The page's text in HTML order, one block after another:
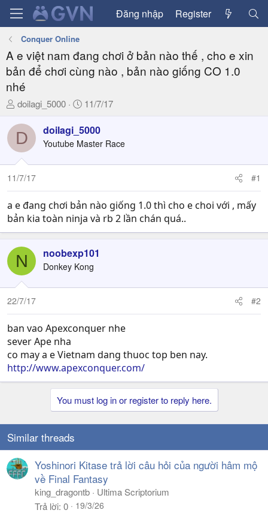
Đăng nhập Register
Conquer Online
A e việt nam đang chơi ở bản nào thế , cho e xin
bản để chơi cùng nào , bản nào giống CO 1.0
nhé
T
r
e
a
d
s
t
a
r
r
doilagi_5000
N
à
y
ử
11/7/17
D doilagi_5000
Youtube Master Race
11/7/17 #1
a e đang chơi bản nào giống 1.0 thì cho e choi với , mấy
bản kia toàn ninja và rb 2 lần chán quá..
N noobexp101
Donkey Kong
22/7/17 #2
ban vao Apexconquer nhe
sever Ape nha
co may a e Vietnam dang thuoc top ben nay.
http://www.apexconquer.com/
You must log in or register to reply here.
Similar threads
Yoshinori Kitase trả lời câu hỏi của người hâm mộ
về Final Fantasy
king_dragontb
Ultima Scriptorium
Trả lời 0 19/3/26